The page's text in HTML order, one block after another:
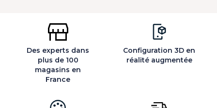
Des experts dans
plus de 100
magasins en
France
Configuration 3D en
réalité augmentée